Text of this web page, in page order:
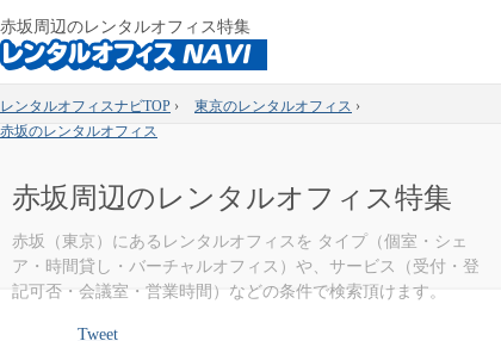
赤坂周辺のレンタルオフィス特集
レンタルオフィスナビTOP › 東京のレンタルオフィス ›
赤坂のレンタルオフィス
赤坂周辺のレンタルオフィス特集
赤坂（東京）にあるレンタルオフィスを タイプ（個室・シェ
ア・時間貸し・バーチャルオフィス）や、サービス（受付・登
記可否・会議室・営業時間）などの条件で検索頂けます。
Tweet